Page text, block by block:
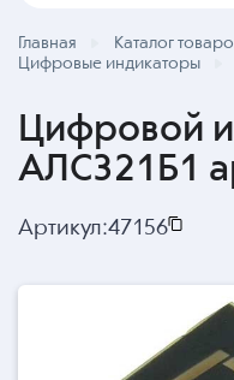
Главная Каталог
Цифровые индикаторы
Цифровой
АЛС321Б1
Артикул:47156